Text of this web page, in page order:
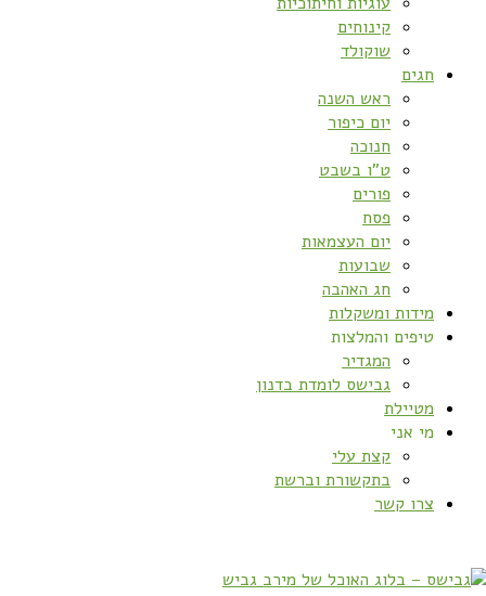
קינוחים
שוקולד
חגים
ראש השנה
יום כיפור
חנוכה
ט”ו בשבט
פורים
פסח
יום העצמאות
שבועות
חג האהבה
מידות ומשקלות
טיפים והמלצות
המגדיר
גבישס לומדת בדנון
מטיילת
מי אני
קצת עלי
בתקשורת וברשת
צרו קשר